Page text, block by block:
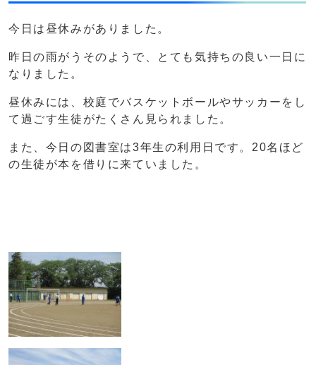
今日は昼休みがありました。
昨日の雨がうそのようで、とても気持ちの良い一日に
なりました。
昼休みには、校庭でバスケットボールやサッカーをし
て過ごす生徒がたくさん見られました。
また、今日の図書室は3年生の利用日です。20名ほど
の生徒が本を借りに来ていました。